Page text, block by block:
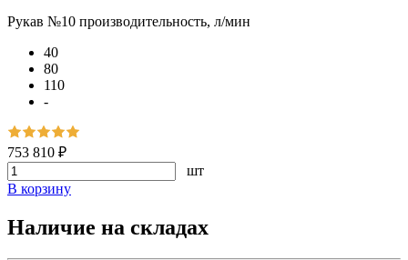
Рукав №10 производительность, л/мин
40
80
110
-
753 810 ₽
шт
В корзину
Наличие на складах